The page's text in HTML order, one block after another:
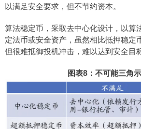
以满足安全要求，但不节约资本。
算法稳定币，采取去中心化设计，以算
定法币或安全资产，虽然相比抵押稳定
但很难抵御投机冲击，难以达到安全目
图表8：不可能三角